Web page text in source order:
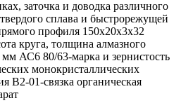
заточка и доводка различного
сплава и быстрорежущей
профиля 150х20х3х32
круга, толщина алмазного
АС6 80/63-марка и зернистость
монокристаллических
В2-01-связка органическая